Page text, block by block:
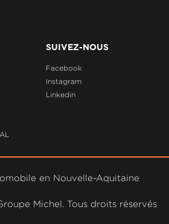
SUIVEZ-NOUS
Facebook
Instagram
Linkedin
en Nouvelle-Aquitaine
Michel. Tous droits réservés